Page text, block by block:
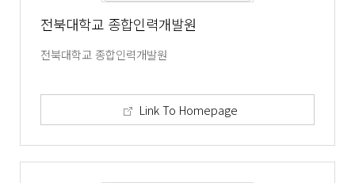
전북대학교 종합인력개발원
전북대학교 종합인력개발원
Link To Homepage